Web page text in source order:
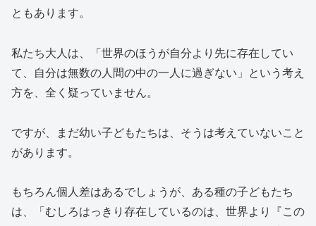
ともあります。
私たち大人は、「世界のほうが自分より先に存在してい
て、自分は無数の人間の中の一人に過ぎない」という考え
方を、全く疑っていません。
ですが、まだ幼い子どもたちは、そうは考えていないこと
があります。
もちろん個人差はあるでしょうが、ある種の子どもたち
は、「むしろはっきり存在しているのは、世界より『この